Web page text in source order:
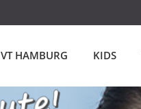
VT HAMBURG KIDS